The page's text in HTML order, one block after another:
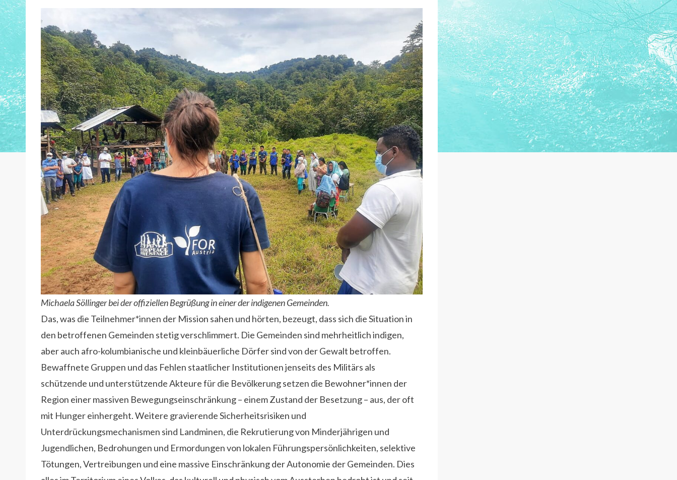
Michaela Söllinger bei der offiziellen Begrüßung in einer der indigenen Gemeinden.
Das, was die Teilnehmer*innen der Mission sahen und hörten, bezeugt, dass sich die Situation in
den betroffenen Gemeinden stetig verschlimmert. Die Gemeinden sind mehrheitlich indigen,
aber auch afro-kolumbianische und kleinbäuerliche Dörfer sind von der Gewalt betroffen.
Bewaffnete Gruppen und das Fehlen staatlicher Institutionen jenseits des Militärs als
schützende und unterstützende Akteure für die Bevölkerung setzen die Bewohner*innen der
Region einer massiven Bewegungseinschränkung – einem Zustand der Besetzung – aus, der oft
mit Hunger einhergeht. Weitere gravierende Sicherheitsrisiken und
Unterdrückungsmechanismen sind Landminen, die Rekrutierung von Minderjährigen und
Jugendlichen, Bedrohungen und Ermordungen von lokalen Führungspersönlichkeiten, selektive
Tötungen, Vertreibungen und eine massive Einschränkung der Autonomie der Gemeinden. Dies